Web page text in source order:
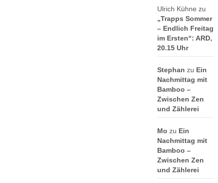
Ulrich Kühne zu
„Trapps Sommer
– Endlich Freitag
im Ersten“: ARD,
20.15 Uhr
Stephan zu Ein
Nachmittag mit
Bamboo –
Zwischen Zen
und Zählerei
Mo zu Ein
Nachmittag mit
Bamboo –
Zwischen Zen
und Zählerei